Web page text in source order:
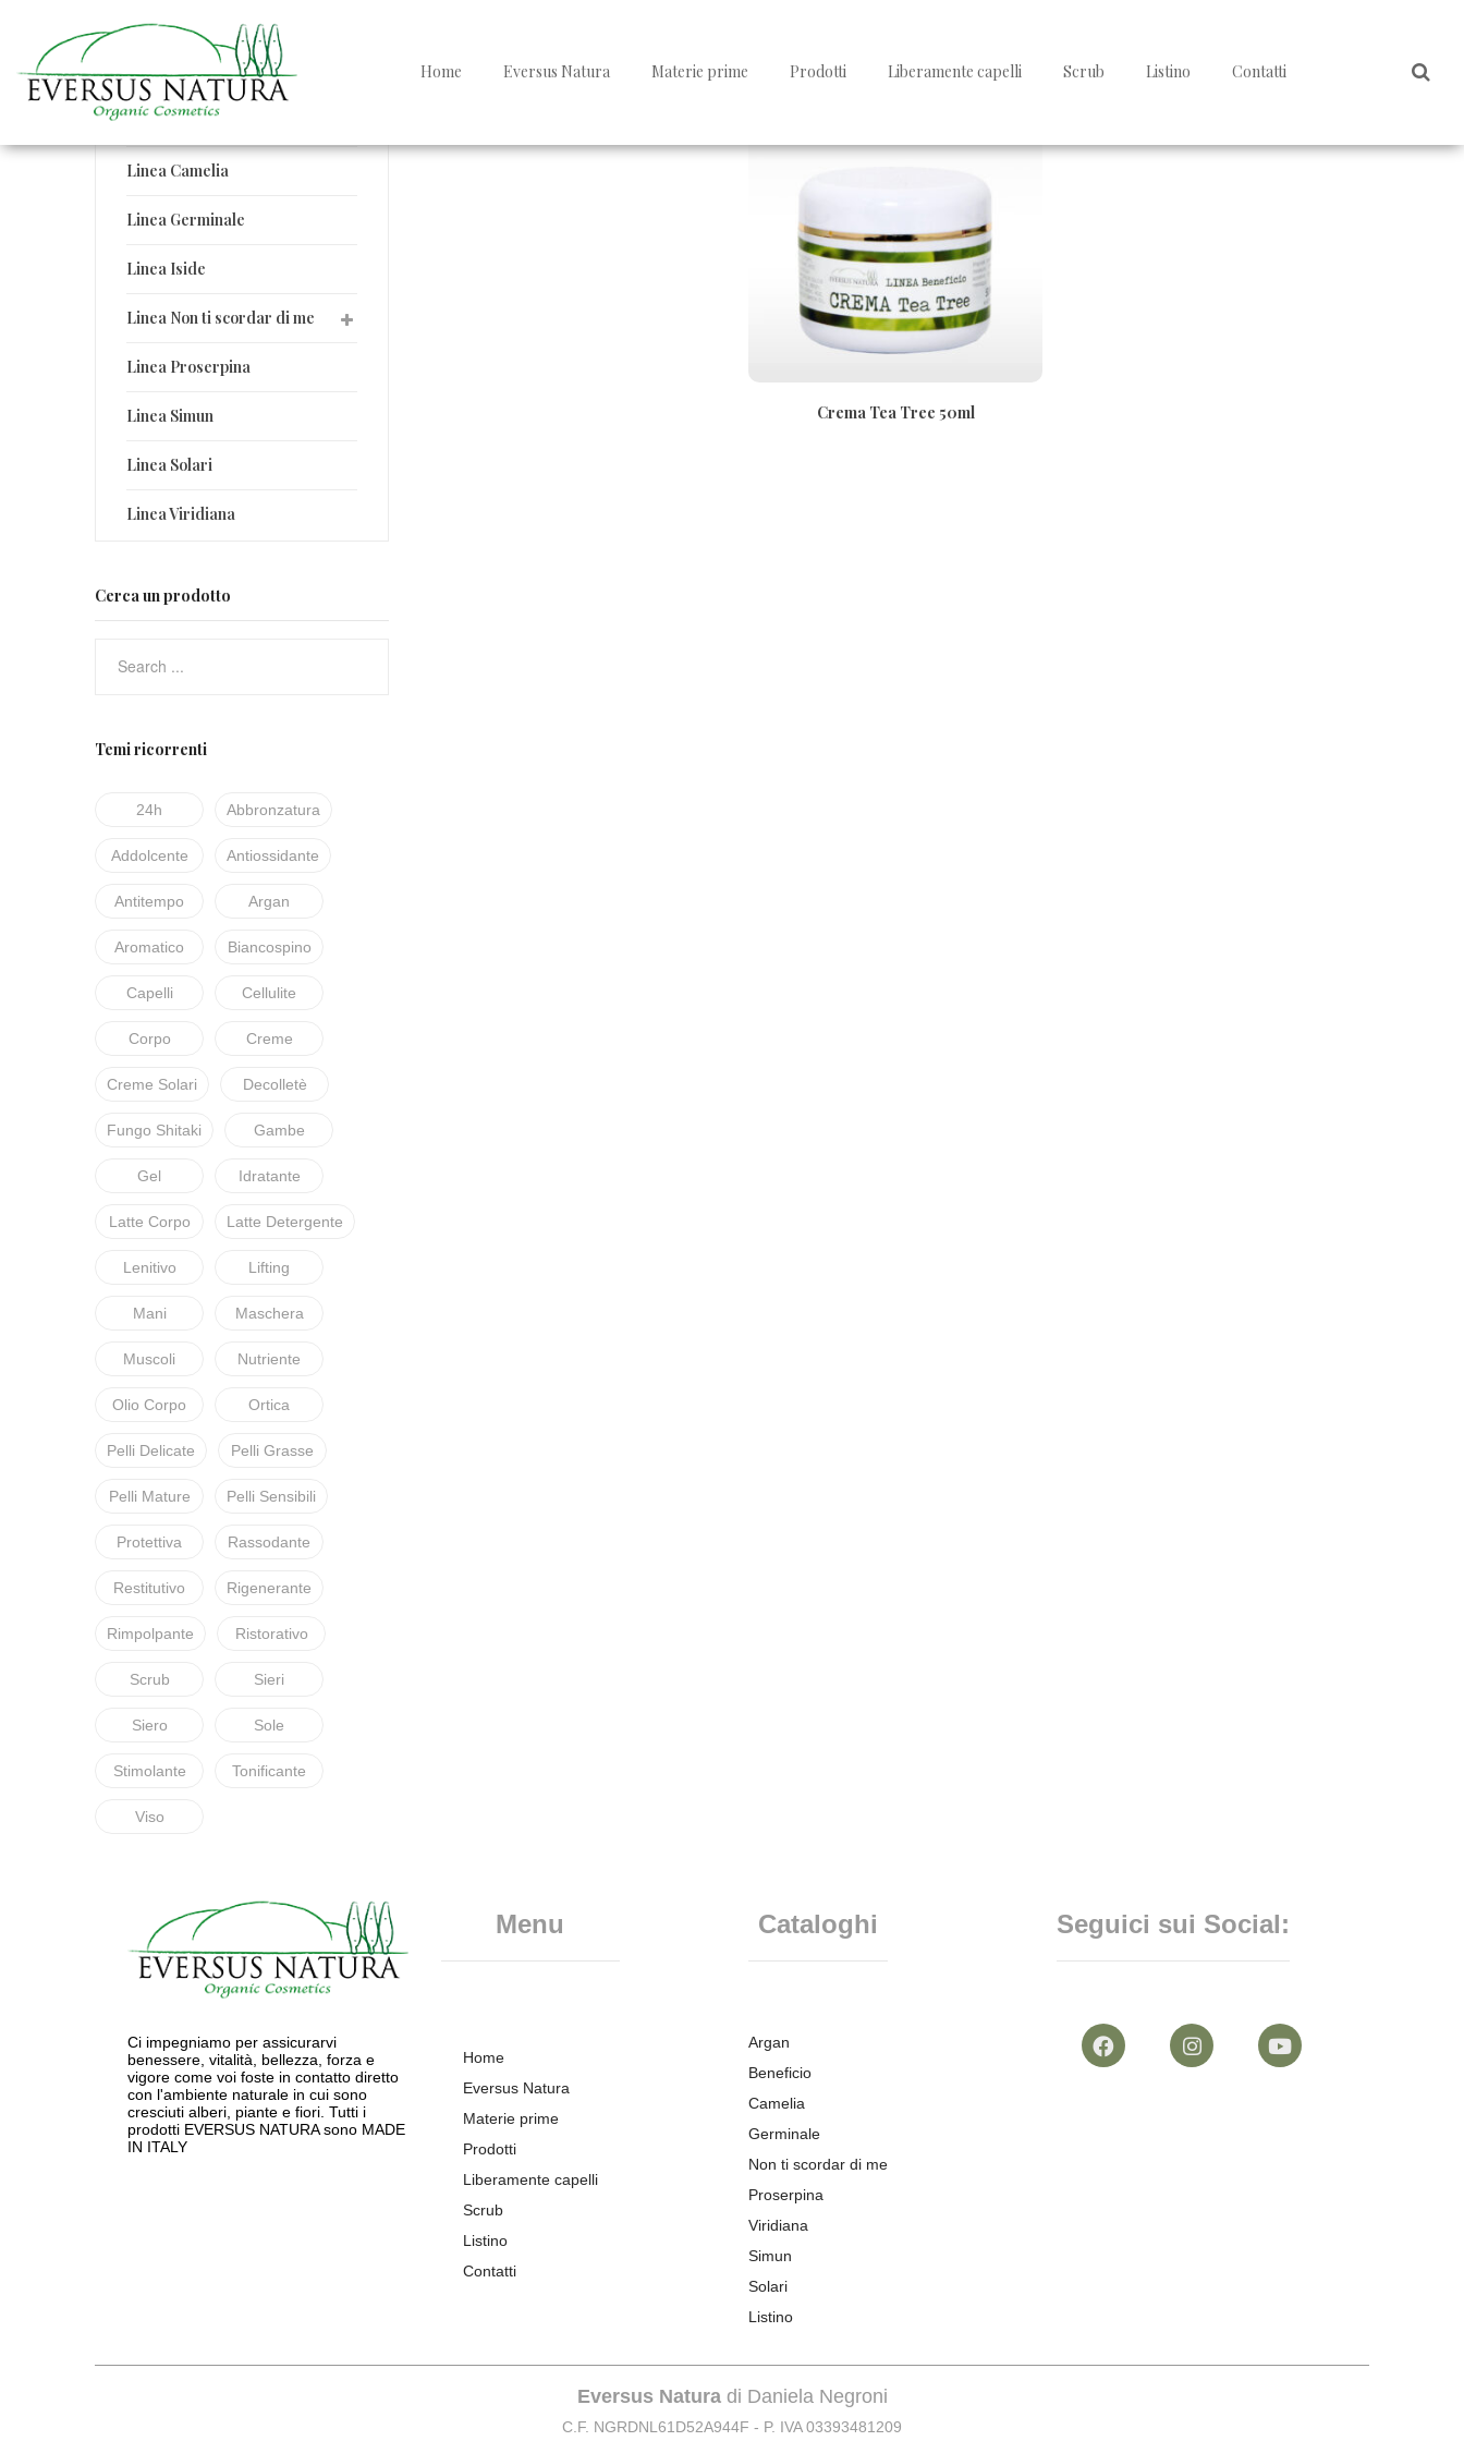
Home Eversus Natura Materie prime Prodotti Liberamente capelli Scrub Listino Contatti
Linee Eversus Natura
Linea Argan
Linea Beneficio
Linea Camelia
Linea Germinale
Linea Iside
Linea Non ti scordar di me
Linea Proserpina
Linea Simun
Linea Solari
Linea Viridiana
Cerca un prodotto
Temi ricorrenti
24h Abbronzatura
Addolcente Antiossidante
Antitempo Argan
Aromatico Biancospino
Capelli Cellulite
Corpo Creme
Creme Solari Decolletè
Fungo Shitaki Gambe
Gel Idratante
Latte Corpo Latte Detergente
Lenitivo Lifting
Mani Maschera
Muscoli Nutriente
Olio Corpo Ortica
Pelli Delicate Pelli Grasse
Pelli Mature Pelli Sensibili
Protettiva Rassodante
Restitutivo Rigenerante
Rimpolpante Ristorativo
Scrub Sieri
Siero Sole
Stimolante Tonificante
Viso
Crema Tea Tree 50ml
Ci impegniamo per assicurarvi
benessere, vitalità, bellezza, forza e
vigore come voi foste in contatto diretto
con l'ambiente naturale in cui sono
cresciuti alberi, piante e fiori. Tutti i
prodotti EVERSUS NATURA sono MADE
IN ITALY
Menu
Home
Eversus Natura
Materie prime
Prodotti
Liberamente capelli
Scrub
Listino
Contatti
Cataloghi
Argan
Beneficio
Camelia
Germinale
Non ti scordar di me
Proserpina
Viridiana
Simun
Solari
Listino
Seguici sui Social:
Eversus Naturadi Daniela Negroni
C.F. NGRDNL61D52A944F - P. IVA 03393481209